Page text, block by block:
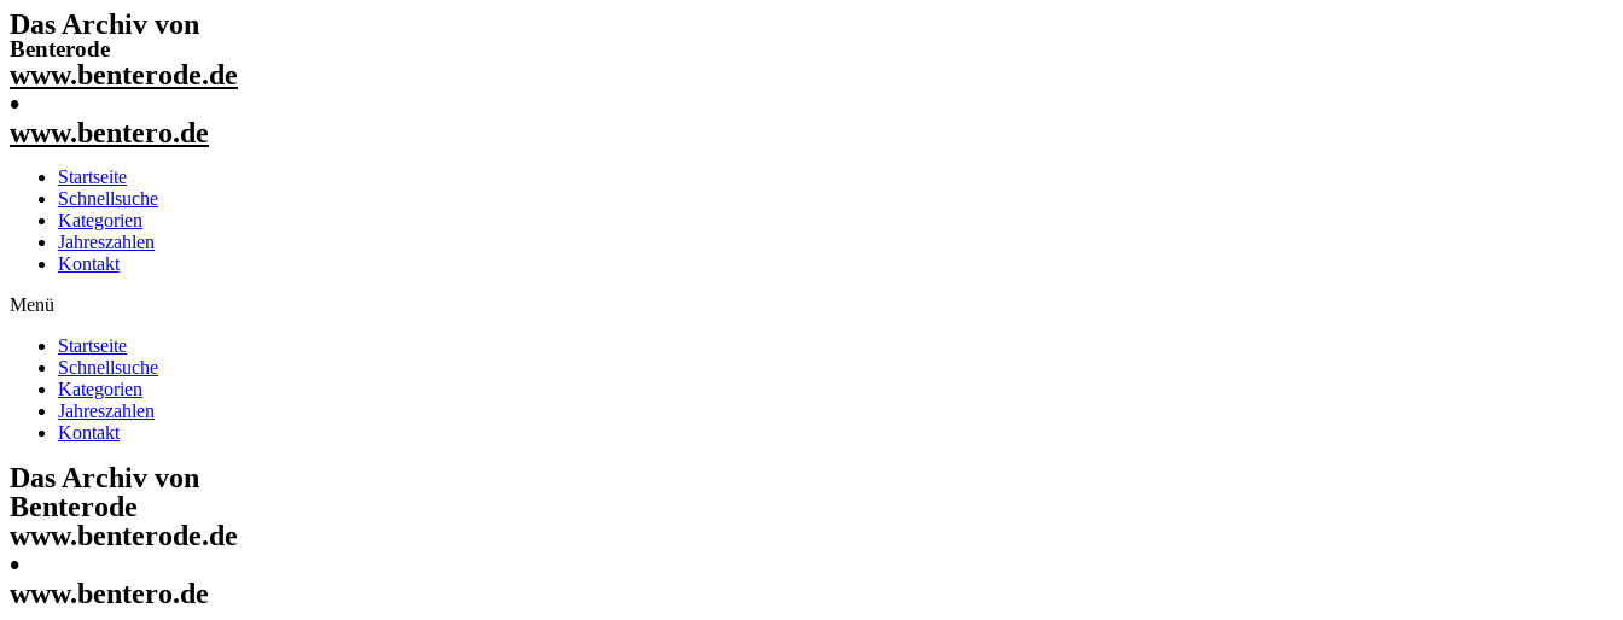
Das Archiv von
Benterode
www.benterode.de
•
www.bentero.de
Startseite
Schnellsuche
Kategorien
Jahreszahlen
Kontakt
Menü
Startseite
Schnellsuche
Kategorien
Jahreszahlen
Kontakt
Das Archiv von
Benterode
www.benterode.de
•
www.bentero.de